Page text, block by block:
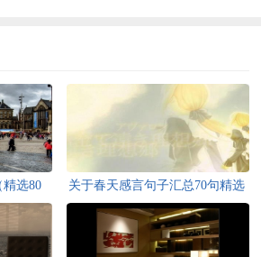
选80
关于春天感言句子汇总70句精选